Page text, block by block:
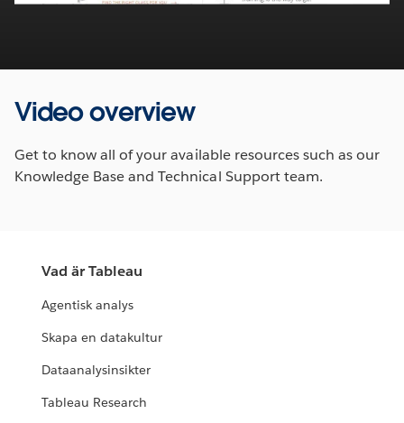
Video
Video overview
Get to know all of your available resources such as our
Knowledge Base and Technical Support team.
Vad är Tableau
Agentisk analys
Skapa en datakultur
Dataanalysinsikter
Tableau Research